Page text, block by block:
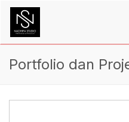
Portfolio dan